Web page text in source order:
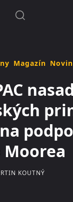
Magazín
KOUTNÝ